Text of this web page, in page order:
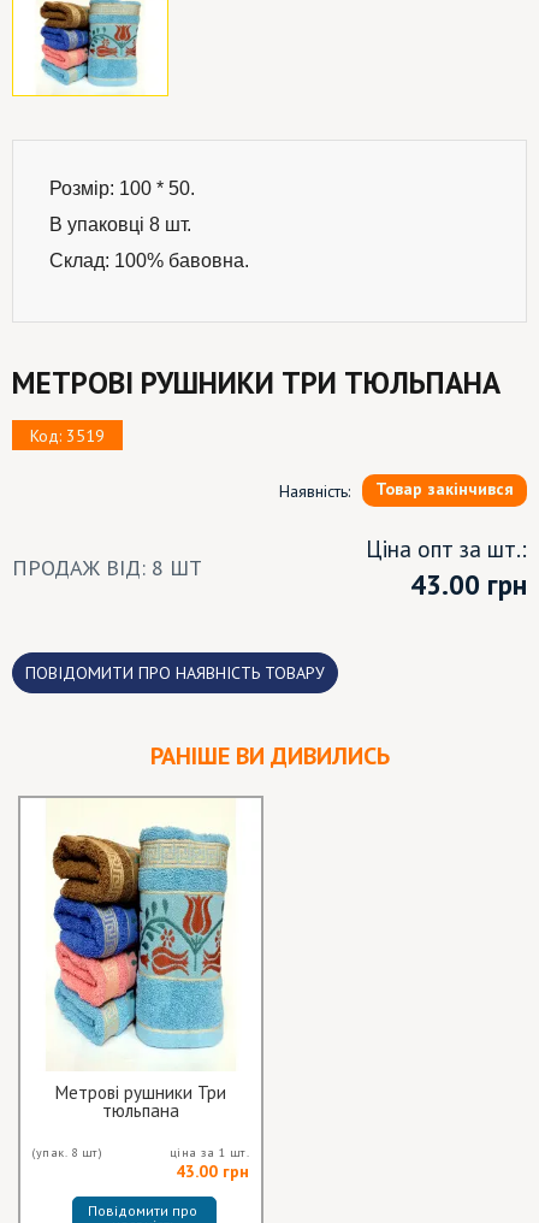
Розмір: 100 * 50.
В упаковці 8 шт.
Склад: 100% бавовна.
МЕТРОВІ РУШНИКИ ТРИ ТЮЛЬПАНА
Код: 3519
Наявність: Товар закінчився
ПРОДАЖ ВІД: 8 ШТ
Ціна опт за шт.:
43.00 грн
ПОВІДОМИТИ ПРО НАЯВНІСТЬ ТОВАРУ
РАНІШЕ ВИ ДИВИЛИСЬ
Метрові рушники Три
тюльпана
(упак. 8 шт) ціна за 1 шт.
43.00 грн
Повідомити про